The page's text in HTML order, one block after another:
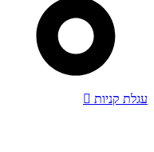
עגלת קניות